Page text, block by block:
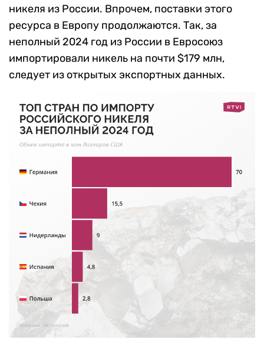
никеля из России. Впрочем, поставки этого
ресурса в Европу продолжаются. Так, за
неполный 2024 год из России в Евросоюз
импортировали никель на почти $179 млн,
следует из открытых экспортных данных.